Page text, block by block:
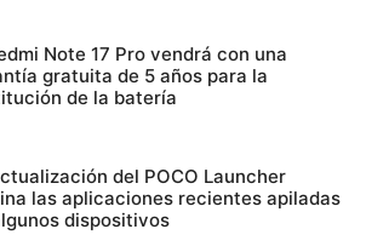
Note 17 Pro vendrá con una
gratuita de 5 años para la
de la batería
del POCO Launcher
las aplicaciones recientes apiladas
dispositivos